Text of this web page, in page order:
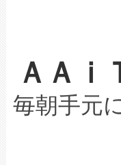
選定され
取得でき
設には、
最高経営
す。「当
ームを利
系統連系
限を超え
持できる
ービスレ
テリー性
念は、現
ケーブル
なレーザ
な環境下
キロメー
LiDAR for
は1535
ＡＡ
毎朝手元